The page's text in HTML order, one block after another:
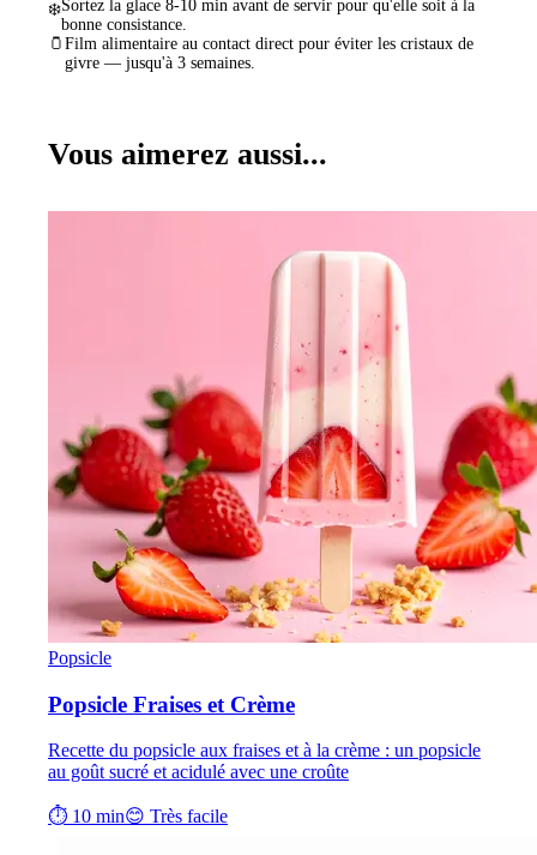
❄️Sortez la glace 8-10 min avant de servir pour qu'elle soit à la
bonne consistance.
🫙 Film alimentaire au contact direct pour éviter les cristaux de
givre — jusqu'à 3 semaines.
Vous aimerez aussi...
Popsicle
Popsicle Fraises et Crème
Recette du popsicle aux fraises et à la crème : un popsicle
au goût sucré et acidulé avec une croûte
⏱ 10 min😊 Très facile